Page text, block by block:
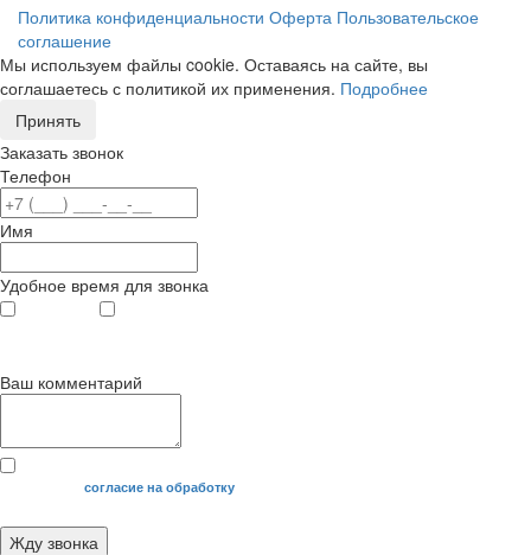
Политика конфиденциальности Оферта Пользовательское
соглашение
Мы используем файлы cookie. Оставаясь на сайте, вы
соглашаетесь с политикой их применения. Подробнее
Принять
Заказать звонок
Телефон
Имя
Удобное время для звонка
Ваш комментарий
Я даю своесогласие на обработку
Жду звонка